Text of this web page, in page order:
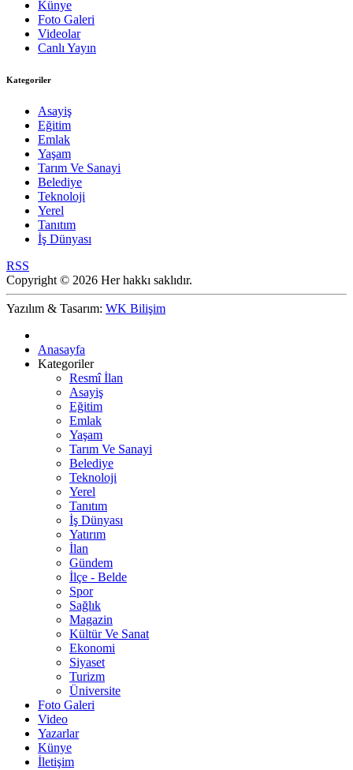
Künye
Foto Galeri
Videolar
Canlı Yayın
Kategoriler
Asayiş
Eğitim
Emlak
Yaşam
Tarım Ve Sanayi
Belediye
Teknoloji
Yerel
Tanıtım
İş Dünyası
RSS
Copyright © 2026 Her hakkı saklıdır.
Yazılım & Tasarım: WK Bilişim
Anasayfa
Kategoriler
Resmî İlan
Asayiş
Eğitim
Emlak
Yaşam
Tarım Ve Sanayi
Belediye
Teknoloji
Yerel
Tanıtım
İş Dünyası
Yatırım
İlan
Gündem
İlçe - Belde
Spor
Sağlık
Magazin
Kültür Ve Sanat
Ekonomi
Siyaset
Turizm
Üniversite
Foto Galeri
Video
Yazarlar
Künye
İletişim